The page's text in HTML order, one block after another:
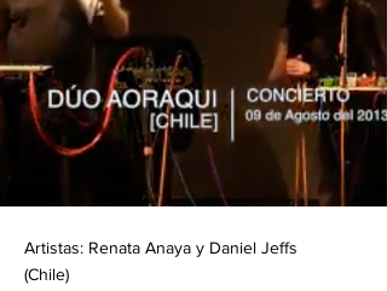
Artistas: Renata Anaya y Daniel Jeffs
(Chile)